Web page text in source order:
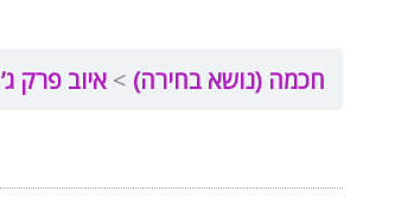
חכמה (נושא בחירה) איוב פרק ג’